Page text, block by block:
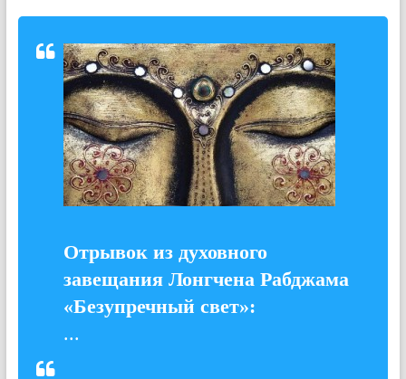
Отрывок из духовного
завещания Лонгчена Рабджама
«Безупречный свет»:
...